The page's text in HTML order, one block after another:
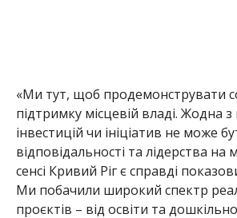
«Ми тут, щоб продемонструвати
підтримку місцевій владі. Жодна
інвестицій чи ініціатив не може
відповідальності та лідерства на
сенсі Кривий Ріг є справді
Ми побачили широкий спектр
проєктів – від освіти та